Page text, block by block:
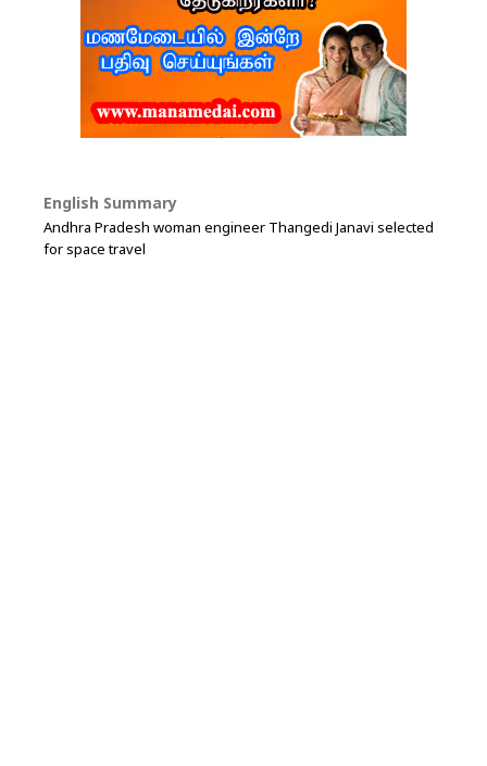
English Summary
Andhra Pradesh woman engineer Thangedi Janavi selected
for space travel